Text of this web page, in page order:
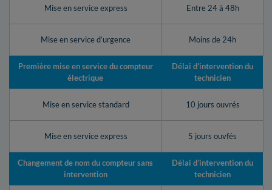
Mise en service express Entre 24 à 48h
Mise en service d’urgence Moins de 24h
Première mise en service du compteur
électrique
Délai d’intervention du
technicien
Mise en service standard 10 jours ouvrés
Mise en service express 5 jours ouvfés
Changement de nom du compteur sans
intervention
Délai d’intervention du
technicien